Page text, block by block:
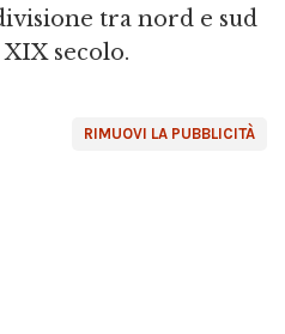
tra nord e sud
secolo.
RIMUOVI LA PUBBLICITÀ